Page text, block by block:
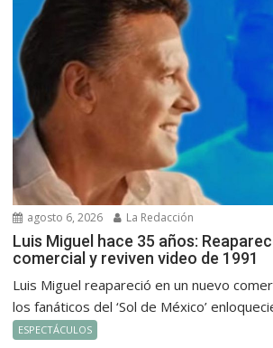
agosto 6, 2026 La Redacción
Luis Miguel hace 35 años:
comercial y reviven video de 1991
Luis Miguel reapareció en un nuevo
los fanáticos del ‘Sol de México’
ESPECTÁCULOS